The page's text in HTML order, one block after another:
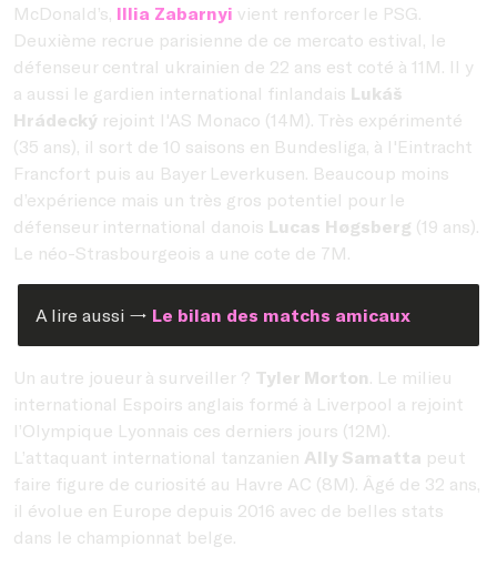
McDonald’s, Illia Zabarnyi vient renforcer le PSG.
Deuxième recrue parisienne de ce mercato estival, le
défenseur central ukrainien de 22 ans est coté à 11M. Il y
a aussi le gardien international finlandais Lukáš
Hrádecký rejoint l'AS Monaco (14M). Très expérimenté
(35 ans), il sort de 10 saisons en Bundesliga, à l'Eintracht
Francfort puis au Bayer Leverkusen. Beaucoup moins
d’expérience mais un très gros potentiel pour le
défenseur international danois Lucas Høgsberg (19 ans).
Le néo-Strasbourgeois a une cote de 7M.
A lire aussi → Le bilan des matchs amicaux
Un autre joueur à surveiller ? Tyler Morton. Le milieu
international Espoirs anglais formé à Liverpool a rejoint
l’Olympique Lyonnais ces derniers jours (12M).
L’attaquant international tanzanien Ally Samatta peut
faire figure de curiosité au Havre AC (8M). Âgé de 32 ans,
il évolue en Europe depuis 2016 avec de belles stats
dans le championnat belge.